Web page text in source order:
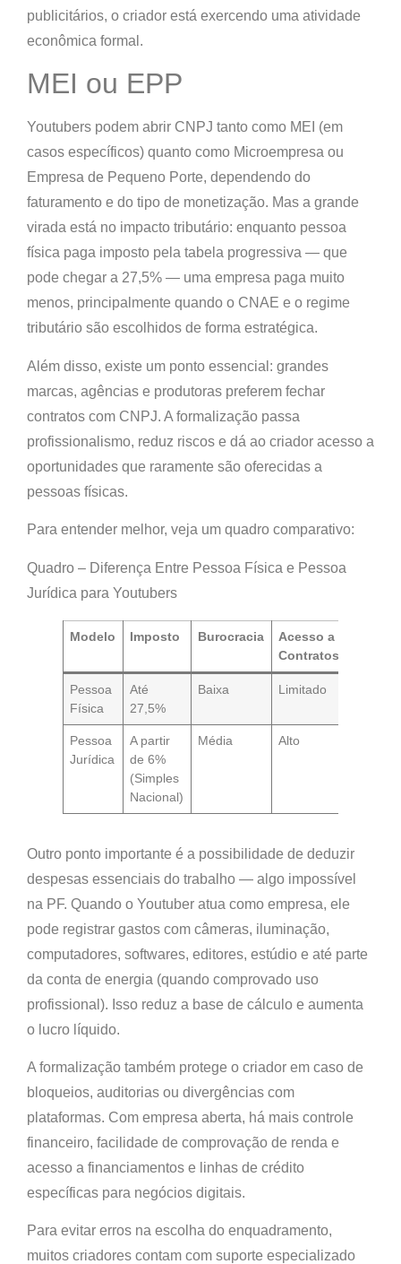
publicitários, o criador está exercendo uma atividade
econômica formal.
MEI ou EPP
Youtubers podem abrir CNPJ tanto como MEI (em
casos específicos) quanto como Microempresa ou
Empresa de Pequeno Porte, dependendo do
faturamento e do tipo de monetização. Mas a grande
virada está no impacto tributário: enquanto pessoa
física paga imposto pela tabela progressiva — que
pode chegar a 27,5% — uma empresa paga muito
menos, principalmente quando o CNAE e o regime
tributário são escolhidos de forma estratégica.
Além disso, existe um ponto essencial: grandes
marcas, agências e produtoras preferem fechar
contratos com CNPJ. A formalização passa
profissionalismo, reduz riscos e dá ao criador acesso a
oportunidades que raramente são oferecidas a
pessoas físicas.
Para entender melhor, veja um quadro comparativo:
Quadro – Diferença Entre Pessoa Física e Pessoa
Jurídica para Youtubers
Modelo Imposto Burocracia
Acesso a
Contratos
Pessoa
Física
Até
27,5%
Baixa Limitado
Pessoa
Jurídica
A partir
de 6%
(Simples
Nacional)
Média Alto
Outro ponto importante é a possibilidade de deduzir
despesas essenciais do trabalho — algo impossível
na PF. Quando o Youtuber atua como empresa, ele
pode registrar gastos com câmeras, iluminação,
computadores, softwares, editores, estúdio e até parte
da conta de energia (quando comprovado uso
profissional). Isso reduz a base de cálculo e aumenta
o lucro líquido.
A formalização também protege o criador em caso de
bloqueios, auditorias ou divergências com
plataformas. Com empresa aberta, há mais controle
financeiro, facilidade de comprovação de renda e
acesso a financiamentos e linhas de crédito
específicas para negócios digitais.
Para evitar erros na escolha do enquadramento,
muitos criadores contam com suporte especializado